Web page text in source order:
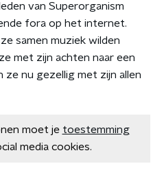
van Superorganism
fora op het internet.
samen muziek wilden
met zijn achten naar een
ze nu gezellig met zijn allen
moet je toestemming
media cookies.